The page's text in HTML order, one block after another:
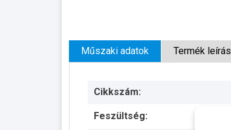
Műszaki adatok Termék leírás
Cikkszám:
Feszültség: